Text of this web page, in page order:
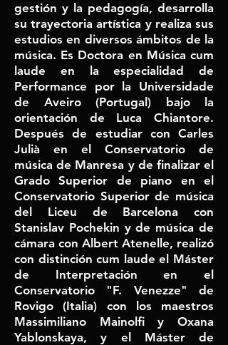
gestión y la pedagogía, desarrolla
su trayectoria artística y realiza sus
estudios en diversos ámbitos de la
música. Es Doctora en Música cum
laude en la especialidad de
Performance por la Universidade
de Aveiro (Portugal) bajo la
orientación de Luca Chiantore.
Después de estudiar con Carles
Julià en el Conservatorio de
música de Manresa y de finalizar el
Grado Superior de piano en el
Conservatorio Superior de música
del Liceu de Barcelona con
Stanislav Pochekin y de música de
cámara con Albert Atenelle, realizó
con distinción cum laude el Máster
de Interpretación en el
Conservatorio "F. Venezze" de
Rovigo (Italia) con los maestros
Massimiliano Mainolfi y Oxana
Yablonskaya, y el Máster de